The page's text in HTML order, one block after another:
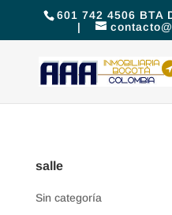
601 742 4506 BTA
|
salle
Sin categoría